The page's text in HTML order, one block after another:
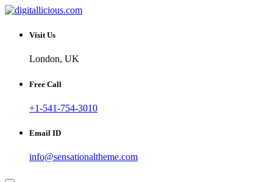
Skip
content
digitallicious.com
Sharing Digital Information
Visit Us
London, UK
Free Call
+1-541-754-3010
Email ID
info@sensationaltheme.com